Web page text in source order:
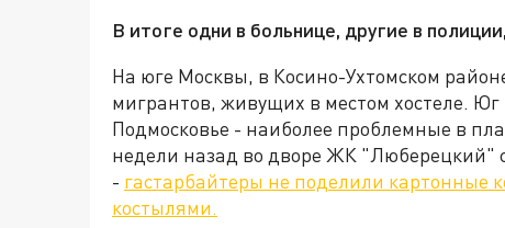
В итоге одни в больнице, другие в
На юге Москвы, в Косино-Ухтомском
мигрантов, живущих в местом хостеле.
Подмосковье - наиболее проблемные в
недели назад во дворе ЖК "Люберецкий"
- гастарбайтеры не поделили картонные
костылями.